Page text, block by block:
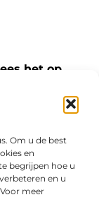
Om u de best
en
begrijpen hoe u
en u
meer
het op
over
heeft.